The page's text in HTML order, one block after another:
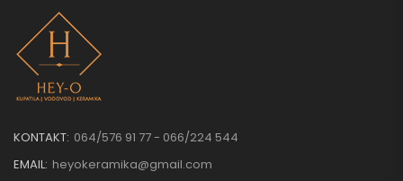
KONTAKT: 064/576 91 77 - 066/224 544
EMAIL: heyokeramika@gmail.com